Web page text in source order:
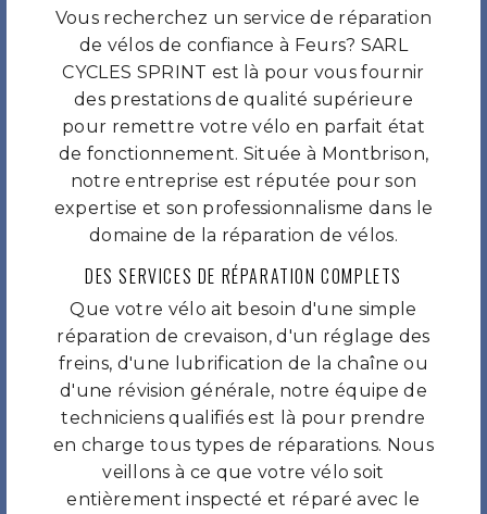
Vous recherchez un service de réparation
de vélos de confiance à Feurs? SARL
CYCLES SPRINT est là pour vous fournir
des prestations de qualité supérieure
pour remettre votre vélo en parfait état
de fonctionnement. Située à Montbrison,
notre entreprise est réputée pour son
expertise et son professionnalisme dans le
domaine de la réparation de vélos.
DES SERVICES DE RÉPARATION COMPLETS
Que votre vélo ait besoin d'une simple
réparation de crevaison, d'un réglage des
freins, d'une lubrification de la chaîne ou
d'une révision générale, notre équipe de
techniciens qualifiés est là pour prendre
en charge tous types de réparations. Nous
veillons à ce que votre vélo soit
entièrement inspecté et réparé avec le